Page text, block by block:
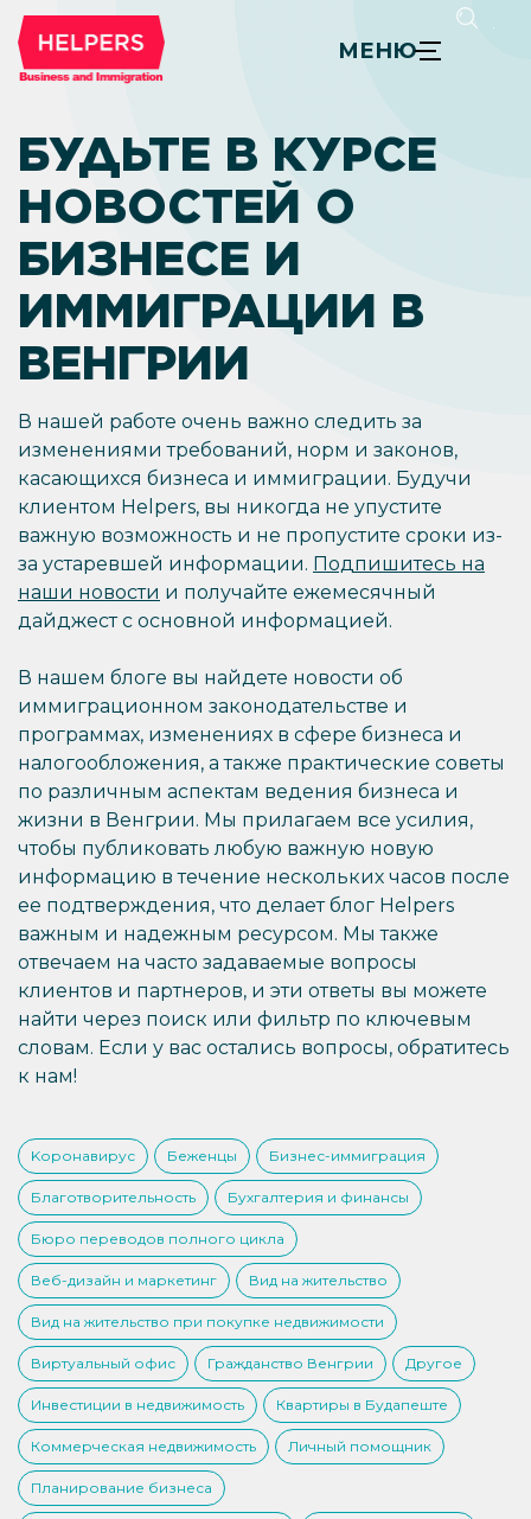
МЕНЮ
БУДЬТЕ В КУРСЕ
НОВОСТЕЙ О
БИЗНЕСЕ И
ИММИГРАЦИИ В
ВЕНГРИИ
В нашей работе очень важно следить за
изменениями требований, норм и законов,
касающихся бизнеса и иммиграции. Будучи
клиентом Helpers, вы никогда не упустите
важную возможность и не пропустите сроки из-
за устаревшей информации. Подпишитесь на
наши новости и получайте ежемесячный
дайджест с основной информацией.
В нашем блоге вы найдете новости об
иммиграционном законодательстве и
программах, изменениях в сфере бизнеса и
налогообложения, а также практические советы
по различным аспектам ведения бизнеса и
жизни в Венгрии. Мы прилагаем все усилия,
чтобы публиковать любую важную новую
информацию в течение нескольких часов после
ее подтверждения, что делает блог Helpers
важным и надежным ресурсом. Мы также
отвечаем на часто задаваемые вопросы
клиентов и партнеров, и эти ответы вы можете
найти через поиск или фильтр по ключевым
словам. Если у вас остались вопросы, обратитесь
к нам!
Kоронавирус Беженцы Бизнес-иммиграция
Благотворительность Бухгалтерия и финансы
Бюро переводов полного цикла
Веб-дизайн и маркетинг Вид на жительство
Вид на жительство при покупке недвижимости
Виртуальный офис Гражданство Венгрии Другое
Инвестиции в недвижимость Квартиры в Будапеште
Коммерческая недвижимость Личный помощник
Планирование бизнеса